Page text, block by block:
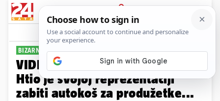
PRIJAVA
Sport Komentari
BIZARNA SITUACIJA
VIDEO Bizaran potez Gruzijca!
Htio je svojoj reprezentaciji
zabiti autokoš za produžetke...